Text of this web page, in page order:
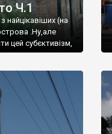
Ч.1
найцікавіших (на
.Ну,але
цей субєктивізм,